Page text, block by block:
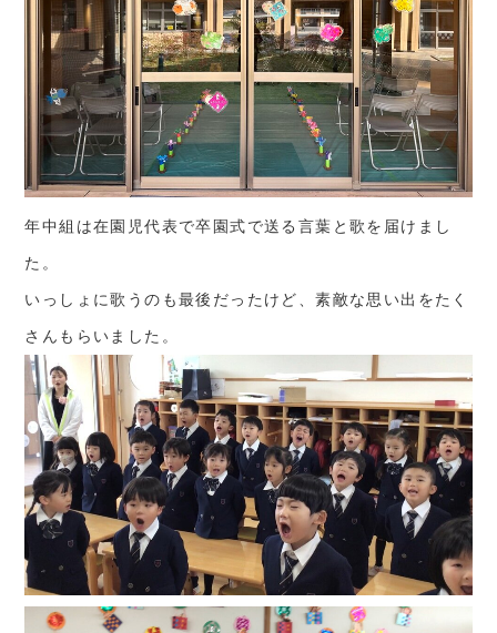
年中組は在園児代表で卒園式で送る言葉と歌を届けまし
た。
いっしょに歌うのも最後だったけど、素敵な思い出をたく
さんもらいました。